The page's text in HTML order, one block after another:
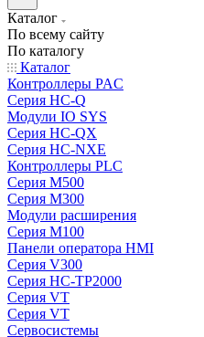
Каталог
По всему сайту
По каталогу
Каталог
Контроллеры PAC
Серия HC-Q
Модули IO SYS
Серия HC-QX
Серия HC-NXE
Контроллеры PLC
Серия M500
Серия M300
Модули расширения
Серия M100
Панели оператора HMI
Серия V300
Серия HC-TP2000
Серия VT
Серия VT
Сервосистемы